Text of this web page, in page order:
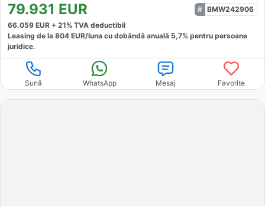
79.931 EUR
BMW242906
66.059 EUR + 21% TVA deductibil
Leasing de la 804 EUR/luna cu dobăndă anuală 5,7% pentru persoane
juridice.
Sună WhatsApp Mesaj Favorite